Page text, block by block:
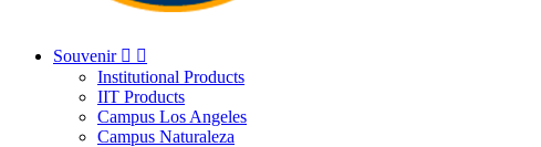
Souvenir  
Institutional Products
IIT Products
Campus Los Angeles
Campus Naturaleza